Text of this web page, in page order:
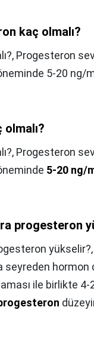
kaç olmalı?
Progesteron
5-20 ng/
Progesteron
5-20 ng/
progesteron
yükselir?,
seyreden
ile birlikte